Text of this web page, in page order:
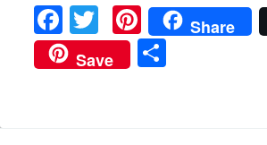
F
a
c
T
w
it
Pi
n
te
Share
Save